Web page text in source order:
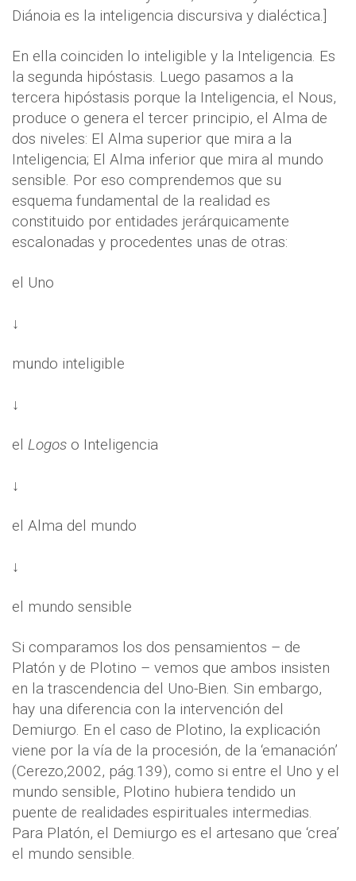
Diánoia es la inteligencia discursiva y dialéctica.]
En ella coinciden lo inteligible y la Inteligencia. Es
la segunda hipóstasis. Luego pasamos a la
tercera hipóstasis porque la Inteligencia, el Nous,
produce o genera el tercer principio, el Alma de
dos niveles: El Alma superior que mira a la
Inteligencia; El Alma inferior que mira al mundo
sensible. Por eso comprendemos que su
esquema fundamental de la realidad es
constituido por entidades jerárquicamente
escalonadas y procedentes unas de otras:
el Uno
↓
mundo inteligible
↓
el Logos o Inteligencia
↓
el Alma del mundo
↓
el mundo sensible
Si comparamos los dos pensamientos – de
Platón y de Plotino – vemos que ambos insisten
en la trascendencia del Uno-Bien. Sin embargo,
hay una diferencia con la intervención del
Demiurgo. En el caso de Plotino, la explicación
viene por la vía de la procesión, de la ‘emanación’
(Cerezo,2002, pág.139), como si entre el Uno y el
mundo sensible, Plotino hubiera tendido un
puente de realidades espirituales intermedias.
Para Platón, el Demiurgo es el artesano que ‘crea’
el mundo sensible.